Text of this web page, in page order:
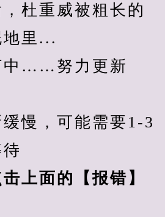
重威被粗长的
地里...
……努力更新
，可能需要1-3
上面的【报错】